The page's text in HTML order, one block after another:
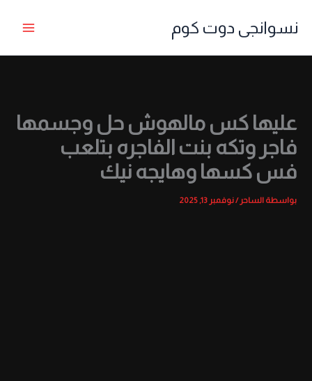
نسوانجى دوت كوم
عليها كس مالهوش حل وجسمها
فاجر وتكه بنت الفاجره بتلعب
فس كسها وهايجه نيك
بواسطة الساحر/نوفمبر 13, 2025